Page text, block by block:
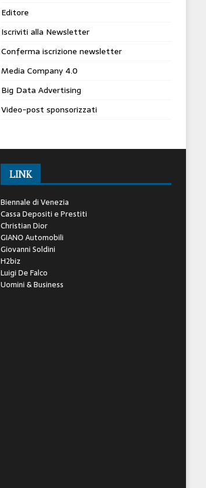
Editore
Iscriviti alla Newsletter
Conferma iscrizione newsletter
Media Company 4.0
Big Data Advertising
Video-post sponsorizzati
LINK
Biennale di Venezia
Cassa Depositi e Prestiti
Christian Dior
GIANO Automobili
Giovanni Soldini
H2biz
Luigi De Falco
Uomini & Business